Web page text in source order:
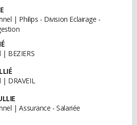
| Philips - Division Eclairage -
BEZIERS
DRAVEIL
| Assurance - Salariée